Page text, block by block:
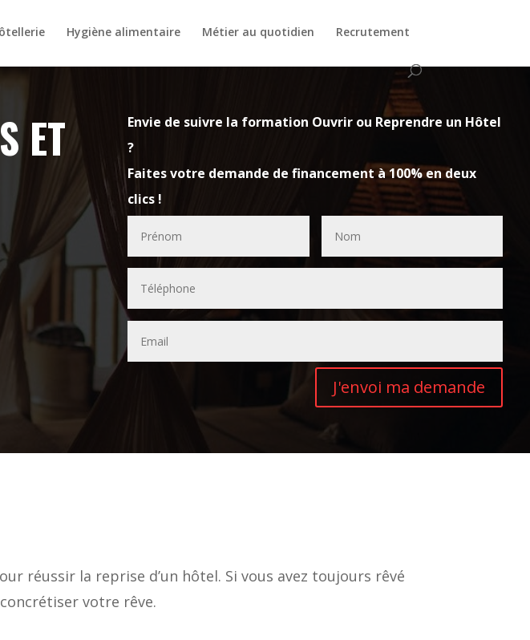
Hygiène alimentaire Métier au quotidien Recrutement
ET
Envie de suivre la formation Ouvrir ou Reprendre un Hôtel
?
Faites votre demande de financement à 100% en deux
clics !
J'envoi ma demande
réussir la reprise d’un hôtel. Si vous avez toujours rêvé
votre rêve.